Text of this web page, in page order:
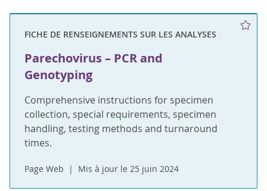
FICHE DE RENSEIGNEMENTS SUR LES ANALYSES
Parechovirus – PCR and
Genotyping
Comprehensive instructions for specimen
collection, special requirements, specimen
handling, testing methods and turnaround
times.
Page Web Mis à jour le 25 juin 2024